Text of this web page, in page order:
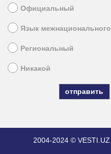
Официальный
Язык
Региональный
Никакой
2004-2024 © VESTI.UZ